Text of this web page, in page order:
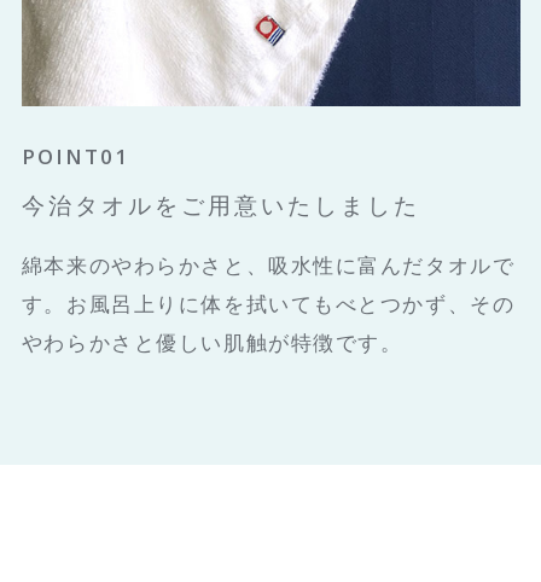
POINT01
今治タオルをご用意いたしました
綿本来のやわらかさと、吸水性に富んだタオルで
す。お風呂上りに体を拭いてもべとつかず、その
やわらかさと優しい肌触が特徴です。